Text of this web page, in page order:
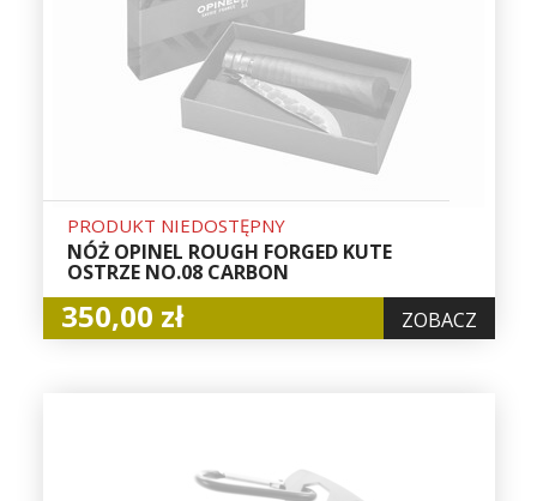
PRODUKT NIEDOSTĘPNY
NÓŻ OPINEL ROUGH FORGED KUTE
OSTRZE NO.08 CARBON
350,00 zł ZOBACZ